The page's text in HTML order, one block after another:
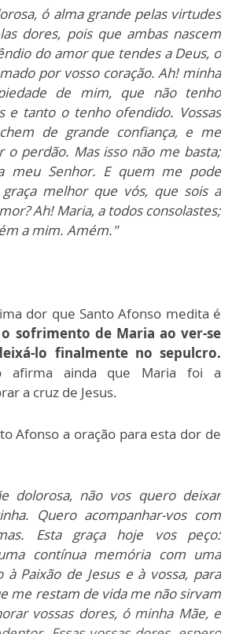
ó alma grande pelas virtudes
dores, pois que ambas nascem
do amor que tendes a Deus, o
por vosso coração. Ah! minha
de mim, que não tenho
e tanto o tenho ofendido. Vossas
de grande confiança, e me
o perdão. Mas isso não me basta;
meu Senhor. E quem me pode
graça melhor que vós, que sois a
Ah! Maria, a todos consolastes;
a mim. Amém."
dor que Santo Afonso medita é
o sofrimento de Maria ao ver-se
lo finalmente no sepulcro.
afirma ainda que Maria foi a
a cruz de Jesus.
Afonso a oração para esta dor de
dolorosa, não vos quero deixar
Quero acompanhar-vos com
Esta graça hoje vos peço:
contínua memória com uma
à Paixão de Jesus e à vossa, para
me restam de vida me não sirvam
vossas dores, ó minha Mãe, e